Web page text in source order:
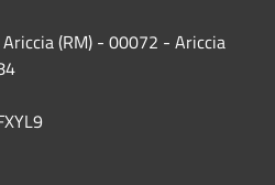
(RM) - 00072 - Ariccia